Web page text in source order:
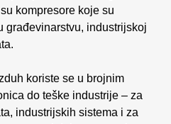
kompresore koje su
građevinarstvu, industrijskoj
koriste se u brojnim
do teške industrije – za
industrijskih sistema i za